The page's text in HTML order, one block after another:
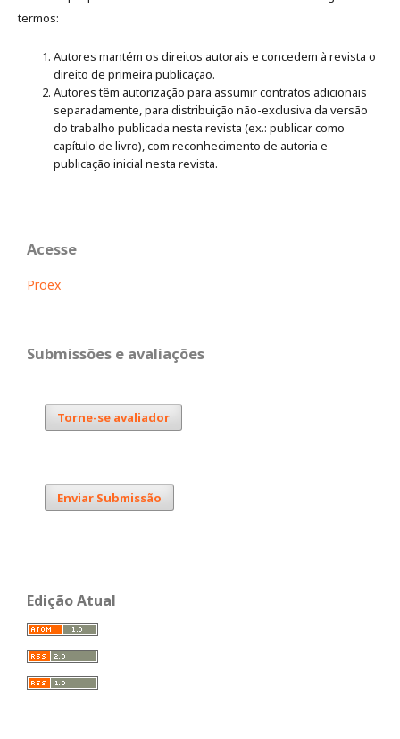
termos:
Autores mantém os direitos autorais e concedem à revista o
direito de primeira publicação.
Autores têm autorização para assumir contratos adicionais
separadamente, para distribuição não-exclusiva da versão
do trabalho publicada nesta revista (ex.: publicar como
capítulo de livro), com reconhecimento de autoria e
publicação inicial nesta revista.
Acesse
Proex
Submissões e avaliações
Torne-se avaliador
Enviar Submissão
Edição Atual